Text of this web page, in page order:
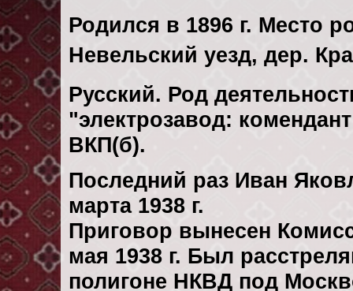
Родился в 1896 г. Место
Невельский уезд, дер.
Русский. Род
"электрозавод:
ВКП(б).
Последний раз Иван
марта 1938 г.
Приговор вынесен
мая 1938 г. Был
полигоне НКВД под